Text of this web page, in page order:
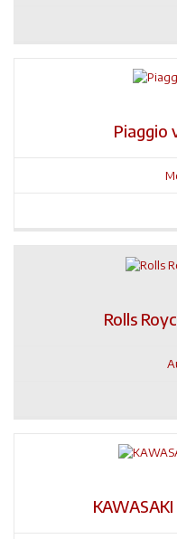
Piaggio
Rolls